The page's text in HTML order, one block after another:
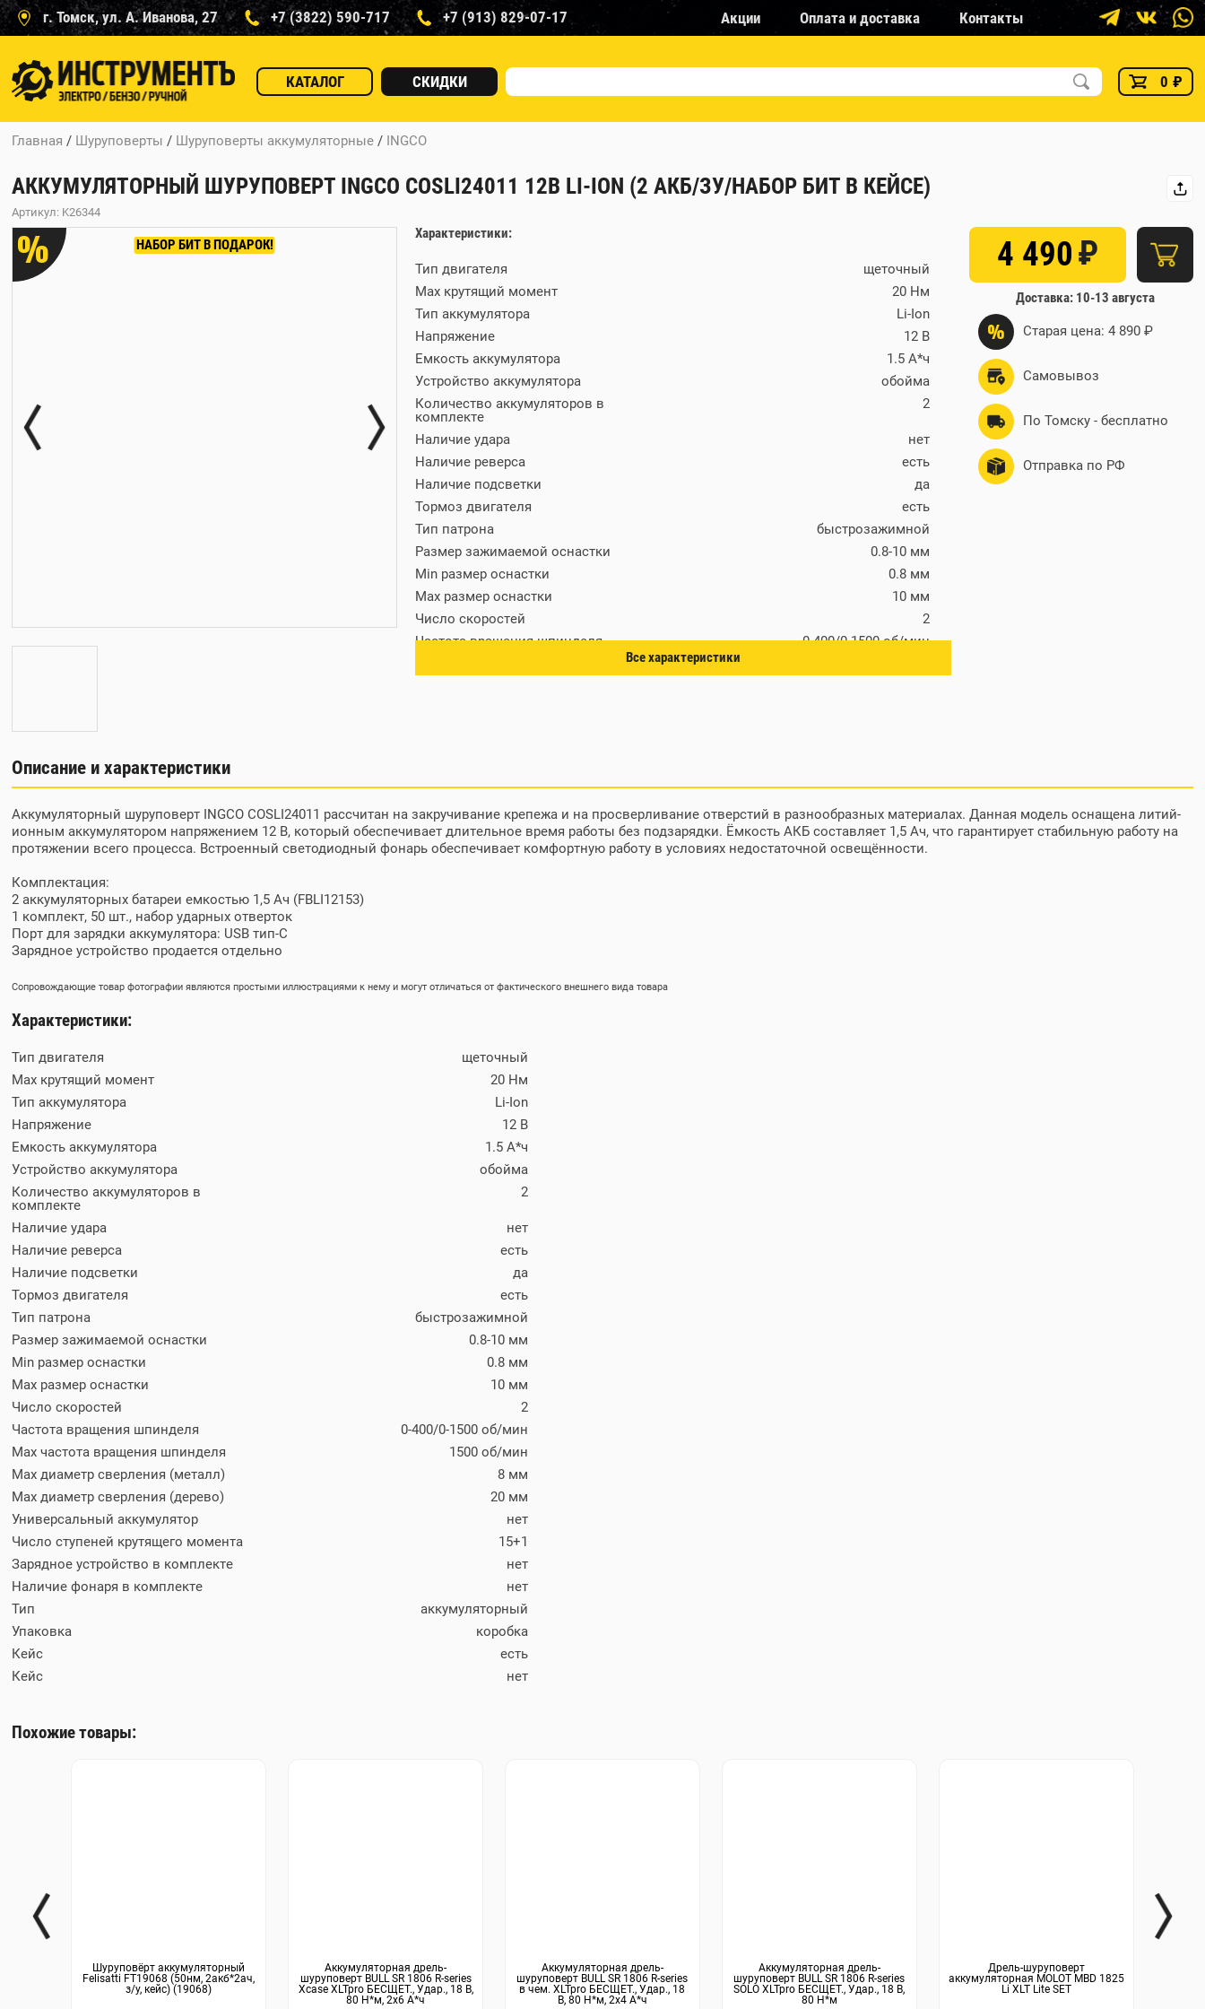
г. Томск, ул. А. Иванова, 27 +7 (3822) 590-717 +7 (913) 829-07-17 Акции Оплата и доставка Контакты
КАТАЛОГ СКИДКИ 0 ₽
Главная / Шуруповерты / Шуруповерты аккумуляторные / INGCO
АККУМУЛЯТОРНЫЙ ШУРУПОВЕРТ INGCO COSLI24011 12В LI-ION (2 АКБ/ЗУ/НАБОР БИТ В КЕЙСЕ)
Артикул: K26344
% НАБОР БИТ В ПОДАРОК!
Характеристики:
Тип двигателя
щеточный
Max крутящий момент
20 Нм
Тип аккумулятора
Li-Ion
Напряжение
12 В
Емкость аккумулятора
1.5 А*ч
Устройство аккумулятора
обойма
Количество аккумуляторов в
комплекте
2
Наличие удара
нет
Наличие реверса
есть
Наличие подсветки
да
Тормоз двигателя
есть
Тип патрона
быстрозажимной
Размер зажимаемой оснастки
0.8-10 мм
Min размер оснастки
0.8 мм
Мах размер оснастки
10 мм
Число скоростей
2
Частота вращения шпинделя
0-400/0-1500 об/мин
Max частота вращения шпинделя
Тип
аккумуляторный
Упаковка
коробка
Все характеристики
4 490₽
Доставка: 10-13 августа
% Старая цена: 4 890 ₽
Самовывоз
По Томску - бесплатно
Отправка по РФ
Описание и характеристики
Аккумуляторный шуруповерт INGCO COSLI24011 рассчитан на закручивание крепежа и на просверливание отверстий в разнообразных материалах. Данная модель оснащена литий-
ионным аккумулятором напряжением 12 В, который обеспечивает длительное время работы без подзарядки. Ёмкость АКБ составляет 1,5 Ач, что гарантирует стабильную работу на
протяжении всего процесса. Встроенный светодиодный фонарь обеспечивает комфортную работу в условиях недостаточной освещённости.
Комплектация:
2 аккумуляторных батареи емкостью 1,5 Ач (FBLI12153)
1 комплект, 50 шт., набор ударных отверток
Порт для зарядки аккумулятора: USB тип-C
Зарядное устройство продается отдельно
Сопровождающие товар фотографии являются простыми иллюстрациями к нему и могут отличаться от фактического внешнего вида товара
Характеристики:
Тип двигателя
щеточный
Max крутящий момент
20 Нм
Тип аккумулятора
Li-Ion
Напряжение
12 В
Емкость аккумулятора
1.5 А*ч
Устройство аккумулятора
обойма
Количество аккумуляторов в
комплекте
2
Наличие удара
нет
Наличие реверса
есть
Наличие подсветки
да
Тормоз двигателя
есть
Тип патрона
быстрозажимной
Размер зажимаемой оснастки
0.8-10 мм
Min размер оснастки
0.8 мм
Мах размер оснастки
10 мм
Число скоростей
2
Частота вращения шпинделя
0-400/0-1500 об/мин
Max частота вращения шпинделя
1500 об/мин
Max диаметр сверления (металл)
8 мм
Мах диаметр сверления (дерево)
20 мм
Универсальный аккумулятор
нет
Число ступеней крутящего момента
15+1
Зарядное устройство в комплекте
нет
Наличие фонаря в комплекте
нет
Тип
аккумуляторный
Упаковка
коробка
Кейс
есть
Кейс
нет
Похожие товары:
Шуруповёрт аккумуляторный
Felisatti FT19068 (50нм, 2акб*2ач,
з/у, кейс) (19068)
Аккумуляторная дрель-
шуруповерт BULL SR 1806 R-series
Xcase XLTpro БЕСЩЕТ., Удар., 18 В,
80 Н*м, 2х6 А*ч
Аккумуляторная дрель-
шуруповерт BULL SR 1806 R-series
в чем. XLTpro БЕСЩЕТ., Удар., 18
В, 80 Н*м, 2х4 А*ч
Аккумуляторная дрель-
шуруповерт BULL SR 1806 R-series
SOLO XLTpro БЕСЩЕТ., Удар., 18 В,
80 Н*м
Дрель-шуруповерт
аккумуляторная MOLOT MBD 1825
Li XLT Lite SET